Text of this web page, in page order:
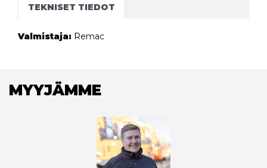
TEKNISET TIEDOT
Valmistaja: Remac
MYYJÄMME